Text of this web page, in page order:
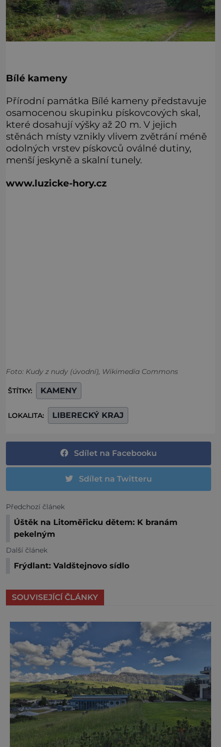
Bílé kameny
Přírodní památka Bílé kameny představuje
osamocenou skupinku pískovcových skal,
které dosahují výšky až 20 m. V jejich
stěnách místy vznikly vlivem zvětrání méně
odolných vrstev pískovců oválné dutiny,
menší jeskyně a skalní tunely.
www.luzicke-hory.cz
Foto: Kudy z nudy (úvodní), Wikimedia Commons
ŠTÍTKY: KAMENY
LOKALITA: LIBERECKÝ KRAJ
Sdílet na Facebooku
Sdílet na Twitteru
Předchozí článek
Úštěk na Litoměřicku dětem: K branám
pekelným
Další článek
Frýdlant: Valdštejnovo sídlo
SOUVISEJÍCÍ ČLÁNKY